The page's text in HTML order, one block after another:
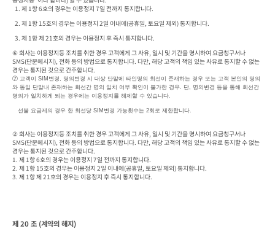
  1. 제 1항 6호의 경우는 이용정지 7일 전까지 통지합니다.
  3. 제 1항 제 21호의 경우는 이용정지 후 즉시 통지합니다.
⑥ 회사는 이용정지등 조치를 취한 경우 고객에게 그 사유, 일시 및 기간을 명시하여 요금청구서나
SMS(단문메시지), 전화 등의 방법으로 통지합니다. 다만, 해당 고객의 책임 있는 사유로 통지할 수 없는
경우는 통지된 것으로 간주합니다.
⑦ 고객이 SIM변경, 명의변경 시 대상 단말에 타인명의 회선이 존재하는 경우 또는 고객 본인의 명의
와 동일 단말내 존재하는 회선간 명의 일치 여부 확인이 불가한 경우. 단, 명의변경 등을 통해 회선간
명의가 일치하게 되는 경우에는 이용정지를 해제할 수 있습니다.
   선불 요금제의 경우 한 회선당 SIM변경 가능횟수는 2회로 제한합니다.
② 회사는 이용정지등 조치를 취한 경우 고객에게 그 사유, 일시 및 기간을 명시하여 요금청구서나
SMS(단문메시지), 전화 등의 방법으로 통지합니다. 다만, 해당 고객의 책임 있는 사유로 통지할 수 없는
경우는 통지된 것으로 간주합니다.
1. 제 1항 6호의 경우는 이용정지 7일 전까지 통지합니다.
2. 제 1항 15호의 경우는 이용정지 2일 이내에(공휴일, 토요일 제외) 통지합니다.
3. 제 1항 제 21호의 경우는 이용정지 후 즉시 통지합니다.
제 20 조 (계약의 해지)